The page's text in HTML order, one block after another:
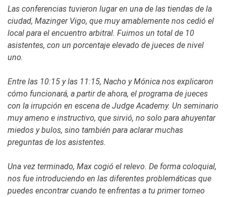
Las conferencias tuvieron lugar en una de las tiendas de la
ciudad, Mazinger Vigo, que muy amablemente nos cedió el
local para el encuentro arbitral. Fuimos un total de 10
asistentes, con un porcentaje elevado de jueces de nivel
uno.
Entre las 10:15 y las 11:15, Nacho y Mónica nos explicaron
cómo funcionará, a partir de ahora, el programa de jueces
con la irrupción en escena de Judge Academy. Un seminario
muy ameno e instructivo, que sirvió, no solo para ahuyentar
miedos y bulos, sino también para aclarar muchas
preguntas de los asistentes.
Una vez terminado, Max cogió el relevo. De forma coloquial,
nos fue introduciendo en las diferentes problemáticas que
puedes encontrar cuando te enfrentas a tu primer torneo